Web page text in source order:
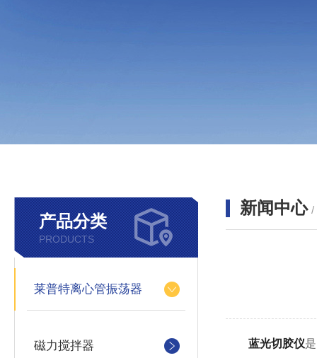
产品分类
PRODUCTS
莱普特离心管振荡器
磁力搅拌器
新闻中心 /
蓝光切胶仪